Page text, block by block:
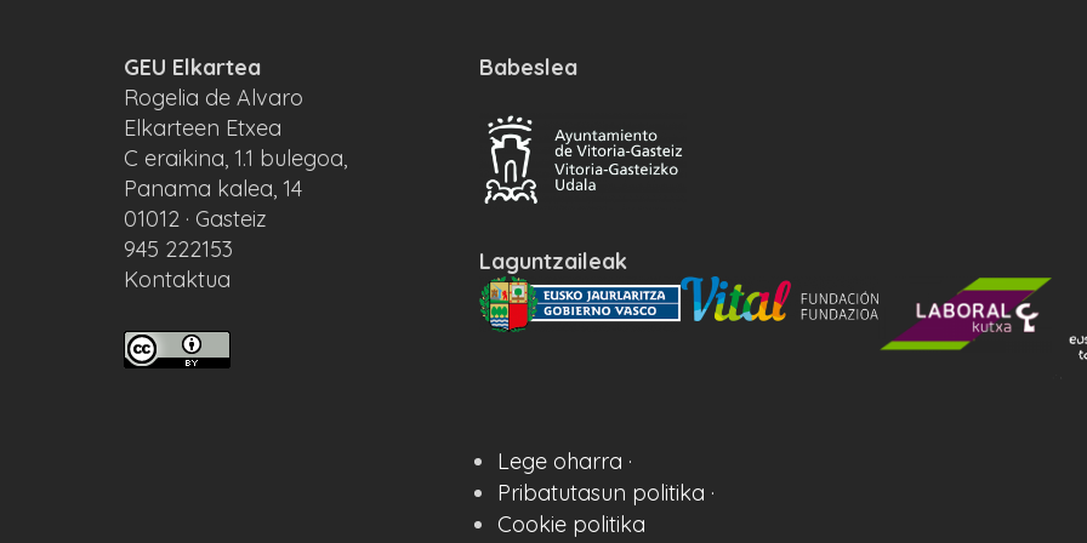
GEU Elkartea
Rogelia de Alvaro
Elkarteen Etxea
C eraikina, 1.1 bulegoa,
Panama kalea, 14
01012 · Gasteiz
945 222153
Kontaktua
Babeslea
Laguntzaileak
Lege oharra ·
Pribatutasun politika ·
Cookie politika